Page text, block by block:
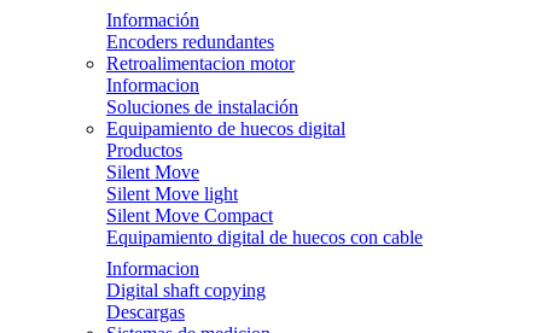
Información
Encoders redundantes
Retroalimentacion motor
Informacion
Soluciones de instalación
Equipamiento de huecos digital
Productos
Silent Move
Silent Move light
Silent Move Compact
Equipamiento digital de huecos con cable
Informacion
Digital shaft copying
Descargas